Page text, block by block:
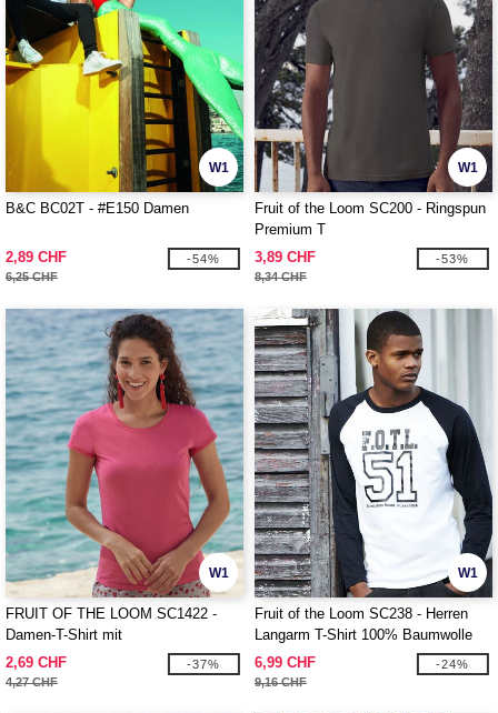
W1
B&C BC02T - #E150 Damen
2,89 CHF
6,25 CHF
-54%
W1
Fruit of the Loom SC200 - Ringspun
Premium T
3,89 CHF
8,34 CHF
-53%
W1
FRUIT OF THE LOOM SC1422 -
Damen-T-Shirt mit
Rundhalsausschnitt
2,69 CHF
4,27 CHF
-37%
W1
Fruit of the Loom SC238 - Herren
Langarm T-Shirt 100% Baumwolle
6,99 CHF
9,16 CHF
-24%